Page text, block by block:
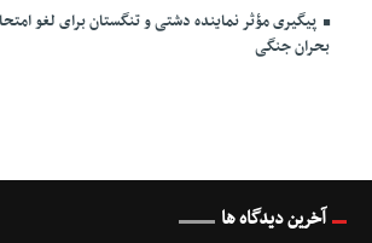
پیگیری مؤثر نماینده دشتی و تنگستان برای لغو
بحران جنگی
آخرین دیدگاه ها